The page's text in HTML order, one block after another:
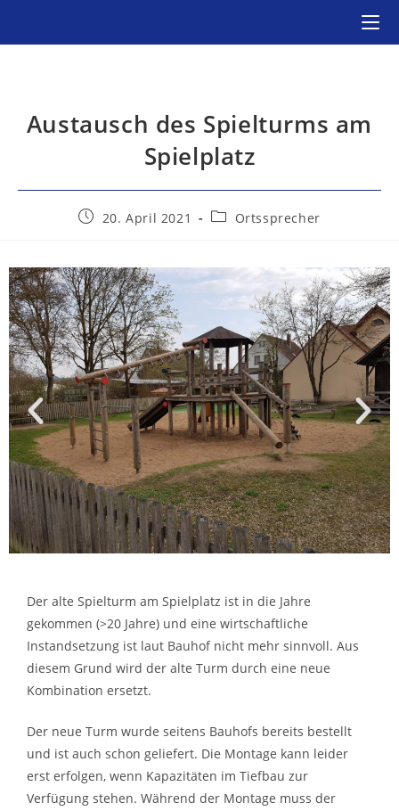
Austausch des Spielturms am
Spielplatz
20. April 2021 Ortssprecher
Der alte Spielturm am Spielplatz ist in die Jahre
gekommen (>20 Jahre) und eine wirtschaftliche
Instandsetzung ist laut Bauhof nicht mehr sinnvoll. Aus
diesem Grund wird der alte Turm durch eine neue
Kombination ersetzt.
Der neue Turm wurde seitens Bauhofs bereits bestellt
und ist auch schon geliefert. Die Montage kann leider
erst erfolgen, wenn Kapazitäten im Tiefbau zur
Verfügung stehen. Während der Montage muss der